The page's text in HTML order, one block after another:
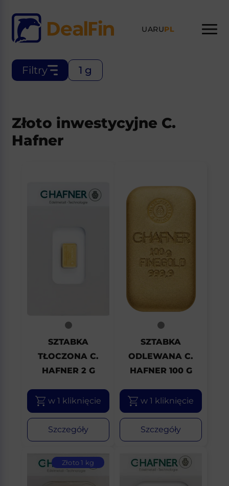
UARUPL
Filtry 1 g
Złoto inwestycyjne C.
Hafner
SZTABKA
TŁOCZONA C.
HAFNER 2 G
w 1 kliknięcie
Szczegóły
SZTABKA
ODLEWANA C.
HAFNER 100 G
w 1 kliknięcie
Szczegóły
Złoto 1 kg